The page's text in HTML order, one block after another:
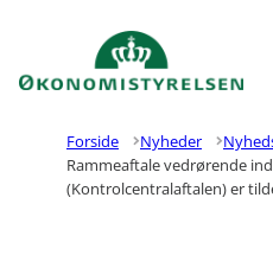
Gå til forsiden
Forside Nyheder
Rammeaftale vedrørende
(Kontrolcentralaftalen) er